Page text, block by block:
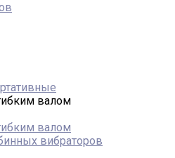
валом
валом
вибраторов